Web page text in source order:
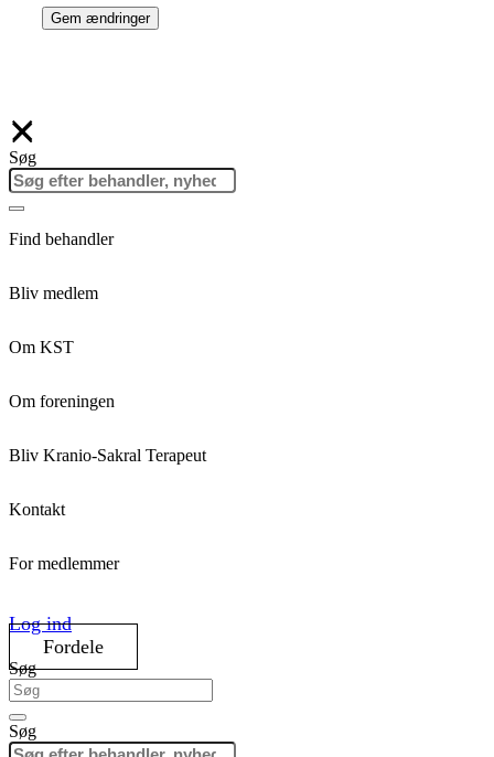
Gem ændringer
Søg
Find behandler
Bliv medlem
Om KST
Om foreningen
Bliv Kranio-Sakral Terapeut
Kontakt
For medlemmer
Log ind
Fordele
Søg
Søg